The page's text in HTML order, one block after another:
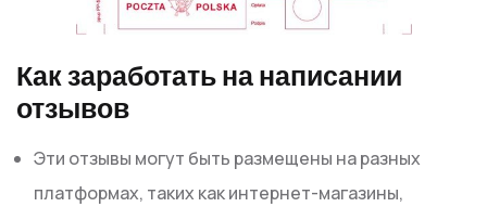
Как заработать на написании
отзывов
Эти отзывы могут быть размещены на разных
платформах, таких как интернет-магазины,